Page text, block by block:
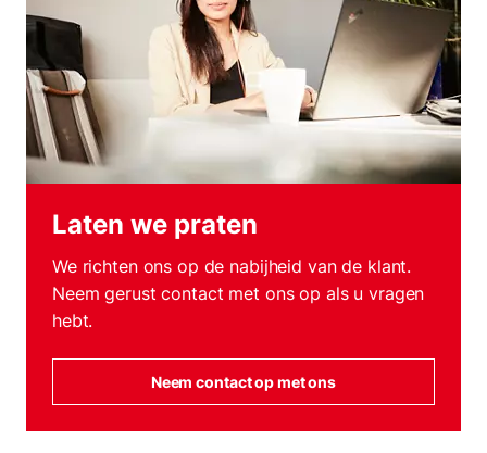
Laten we praten
We richten ons op de nabijheid van de klant.
Neem gerust contact met ons op als u vragen
hebt.
Neem contact op met ons